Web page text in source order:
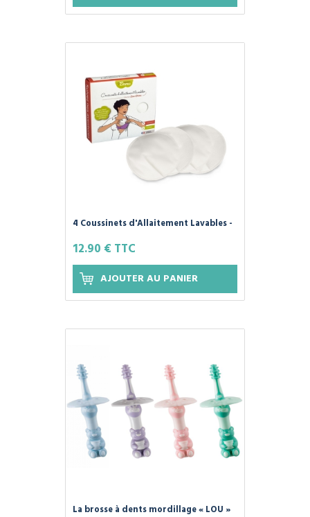
4 Coussinets d'Allaitement Lavables -
12.90 € TTC
AJOUTER AU PANIER
La brosse à dents mordillage « LOU »